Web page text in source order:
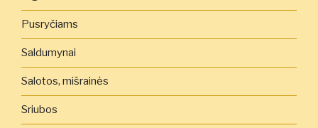
Pusryčiams
Saldumynai
Salotos, mišrainės
Sriubos